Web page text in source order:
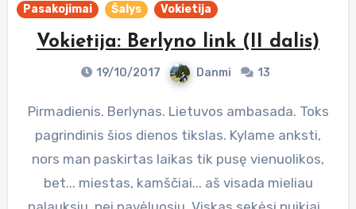
Pasakojimai Šalys Vokietija
Vokietija: Berlyno link (II dalis)
19/10/2017 Danmi 13
Pirmadienis. Berlynas. Lietuvos ambasada. Toks
pagrindinis šios dienos tikslas. Kylame anksti,
nors man paskirtas laikas tik pusę vienuolikos,
bet... miestas, kamščiai... aš visada mieliau